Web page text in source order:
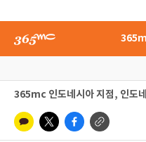
365mc 인도네시아 지점, 인도